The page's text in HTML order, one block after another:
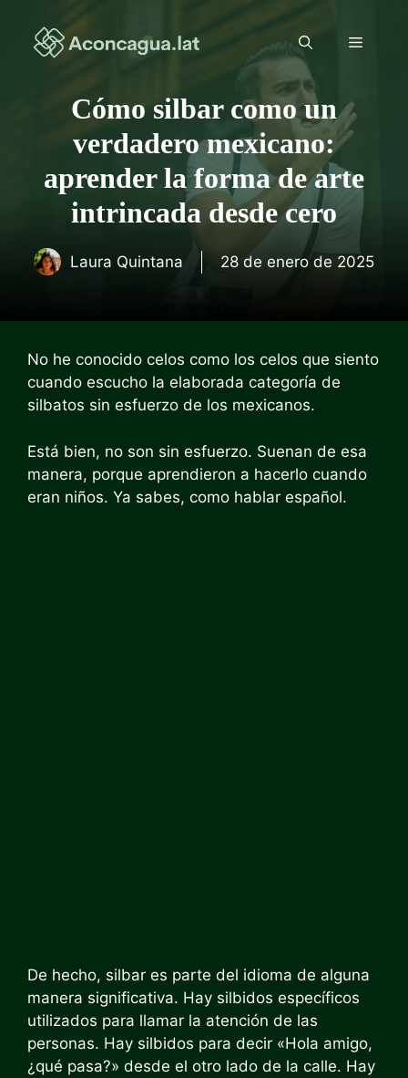
contenido
Menú
Cómo silbar como un
verdadero mexicano:
aprender la forma de arte
intrincada desde cero
Laura Quintana 28 de enero de 2025
No he conocido celos como los celos que siento
cuando escucho la elaborada categoría de
silbatos sin esfuerzo de los mexicanos.
Está bien, no son sin esfuerzo. Suenan de esa
manera, porque aprendieron a hacerlo cuando
eran niños. Ya sabes, como hablar español.
De hecho, silbar es parte del idioma de alguna
manera significativa. Hay silbidos específicos
utilizados para llamar la atención de las
personas. Hay silbidos para decir «Hola amigo,
¿qué pasa?» desde el otro lado de la calle. Hay